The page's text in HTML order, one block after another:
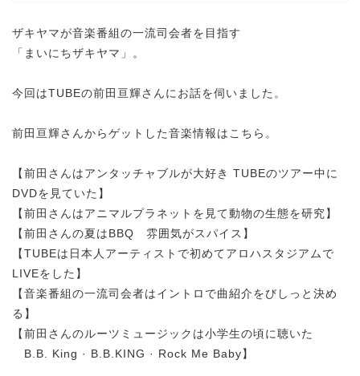
ザキヤマが音楽番組の一流司会者を目指す
「まいにちザキヤマ」。
今回はTUBEの前田亘輝さんにお話を伺いました。
前田亘輝さんからゲットした音楽情報はこちら。
【前田さんはアンタッチャブルが大好き TUBEのツアー中に
DVDを見ていた】
【前田さんはアニマルプラネットを見て動物の生態を研究】
【前田さんの夏はBBQ 雰囲気がスパイス】
【TUBEは日本人アーティストで初めてアロハスタジアムで
LIVEをした】
【音楽番組の一流司会者はイントロで曲紹介をびしっと決め
る】
【前田さんのルーツミュージックは小学生の頃に聴いた
B.B. King · B.B.KING · Rock Me Baby】